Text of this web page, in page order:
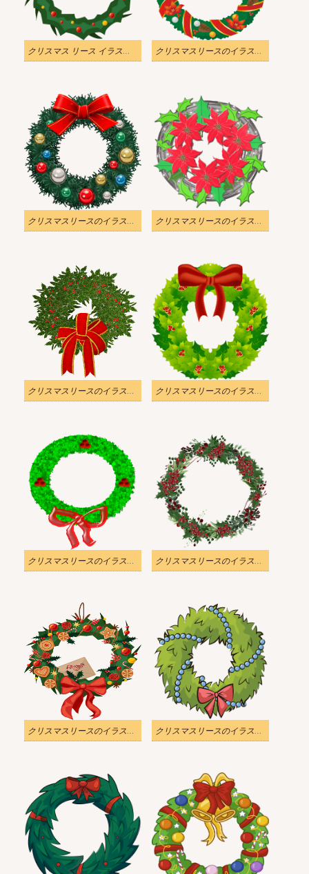
クリスマス リース イラスト 透明 クリスマスリースのイラスト 透明 5
クリスマスリースのイラスト 透明 4 クリスマスリースのイラストクリア 5
クリスマスリースのイラストクリア 4 クリスマスリースのイラストクリア 3
クリスマスリースのイラストクリア 2 クリスマスリースのイラストクリア
クリスマスリースのイラスト 透明 3 クリスマスリースのイラスト 透明 2